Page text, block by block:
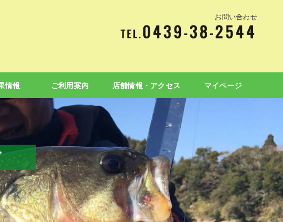
お問い合わせ
情報 ご利用案内 店舗情報・アクセス マイページ